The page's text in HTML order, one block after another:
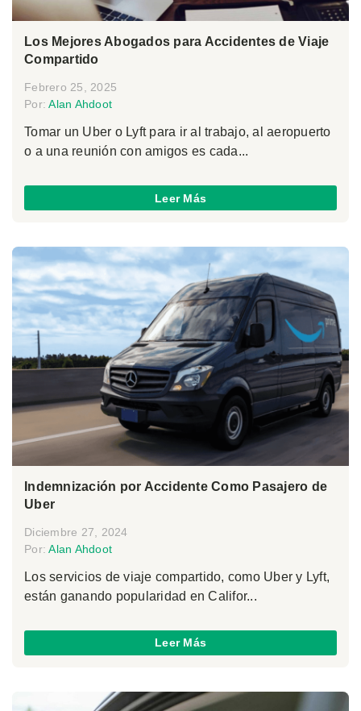
Los Mejores Abogados para Accidentes de Viaje
Compartido
Febrero 25, 2025
Por:Alan Ahdoot
Tomar un Uber o Lyft para ir al trabajo, al aeropuerto
o a una reunión con amigos es cada...
Leer Más
Indemnización por Accidente Como Pasajero de
Uber
Diciembre 27, 2024
Por:Alan Ahdoot
Los servicios de viaje compartido, como Uber y Lyft,
están ganando popularidad en Califor...
Leer Más